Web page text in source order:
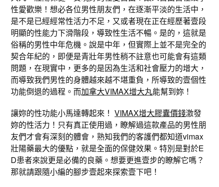
性愛歡樂！想必各位男性朋友們，在逐漸平淡的生活中，
是不是已經經常性活力不足，又或者現在正在經歷著壹段
明顯的性能力下滑階段，導致性生活不暢。是的，這就是
俗稱的男性中年危機。說是中年，但實際上並不是完全的
契合年紀的，即便是青壯年男性稍不註意也可能會有這類
問題，在現實中，更多的是因為生活和社會壓力的增大，
而導致我們男性的身體越來越不堪重負，所導致的壹個性
功能倒退的過程。而加拿大VIMAX增大丸能幫到妳！
讓妳的性功能小馬達轉起來！VIMAX增大膠囊價錢激發
妳的性活力！只有真正使用過，瞭解過這款產品的男性朋
友們才會有深刻的體會，熟知我們的客護們都知道vimax
壯陽藥最大的優點，就是全面的保健效果。特別是對於E
D患者來說更是必備的良藥。想要更進壹步的瞭解它嗎？
那就請跟隨小編的腳步壹起來探索壹下吧！